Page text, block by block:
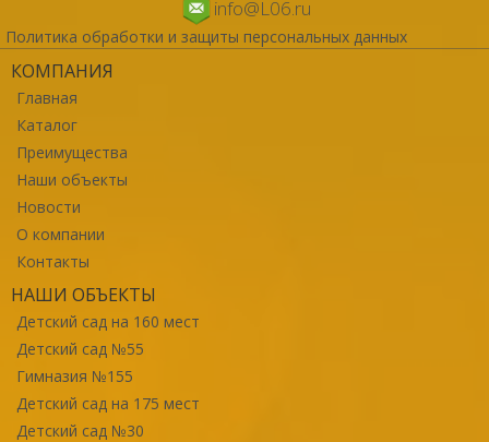
info@L06.ru
Политика обработки и защиты персональных данных
КОМПАНИЯ
Главная
Каталог
Преимущества
Наши объекты
Новости
О компании
Контакты
НАШИ ОБЪЕКТЫ
Детский сад на 160 мест
Детский сад №55
Гимназия №155
Детский сад на 175 мест
Детский сад №30